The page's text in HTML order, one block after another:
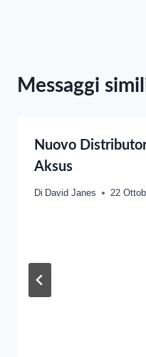
Messaggi
Nuovo
Aksus
Di David Janes 22